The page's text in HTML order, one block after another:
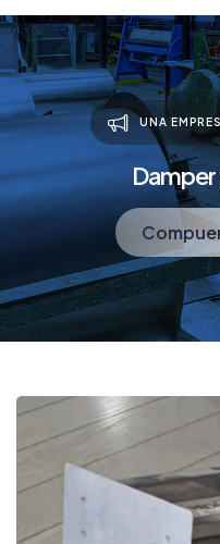
UNA
Damper